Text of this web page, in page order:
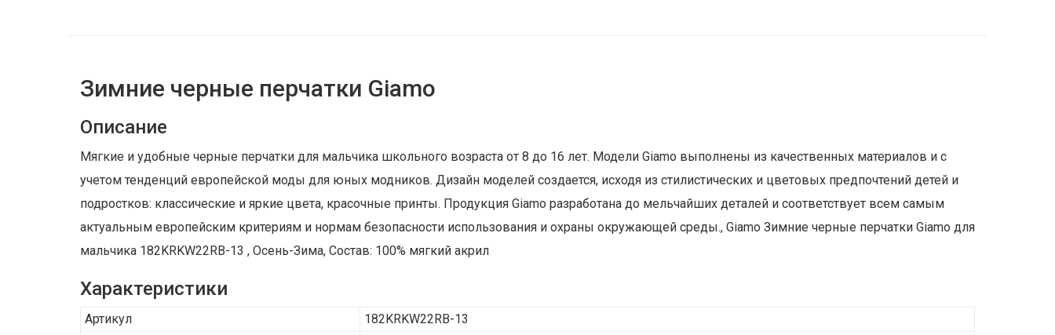
Зимние черные перчатки Giamo
Описание
Мягкие и удобные черные перчатки для мальчика школьного возраста от 8 до 16 лет. Модели Giamo выполнены из качественных материалов и с
учетом тенденций европейской моды для юных модников. Дизайн моделей создается, исходя из стилистических и цветовых предпочтений детей и
подростков: классические и яркие цвета, красочные принты. Продукция Giamo разработана до мельчайших деталей и соответствует всем самым
актуальным европейским критериям и нормам безопасности использования и охраны окружающей среды., Giamo Зимние черные перчатки Giamo для
мальчика 182KRKW22RB-13 , Осень-Зима, Состав: 100% мягкий акрил
Характеристики
Артикул
182KRKW22RB-13